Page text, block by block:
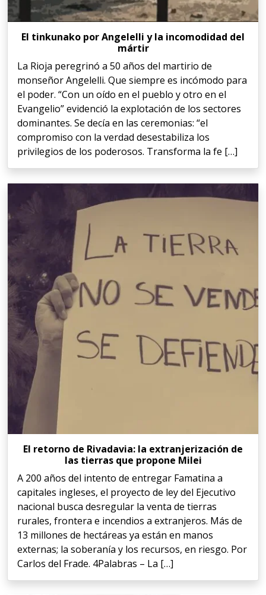
El tinkunako por Angelelli y la incomodidad del
mártir
La Rioja peregrinó a 50 años del martirio de
monseñor Angelelli. Que siempre es incómodo para
el poder. “Con un oído en el pueblo y otro en el
Evangelio” evidenció la explotación de los sectores
dominantes. Se decía en las ceremonias: “el
compromiso con la verdad desestabiliza los
privilegios de los poderosos. Transforma la fe […]
El retorno de Rivadavia: la extranjerización de
las tierras que propone Milei
A 200 años del intento de entregar Famatina a
capitales ingleses, el proyecto de ley del Ejecutivo
nacional busca desregular la venta de tierras
rurales, frontera e incendios a extranjeros. Más de
13 millones de hectáreas ya están en manos
externas; la soberanía y los recursos, en riesgo. Por
Carlos del Frade. 4Palabras – La […]